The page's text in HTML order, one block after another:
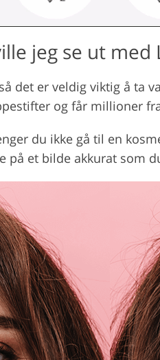
jeg se ut med
det er veldig viktig å ta
og får millioner
du ikke gå til en
på et bilde akkurat som